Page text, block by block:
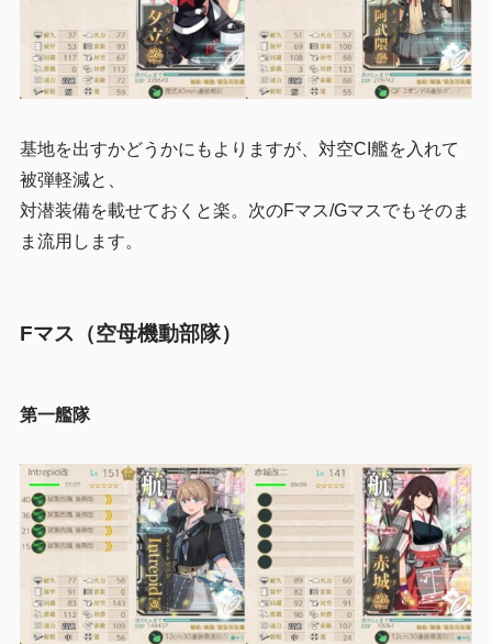
基地を出すかどうかにもよりますが、対空CI艦を入れて
被弾軽減と、
対潜装備を載せておくと楽。次のFマス/Gマスでもそのま
ま流用します。
Fマス（空母機動部隊）
第一艦隊